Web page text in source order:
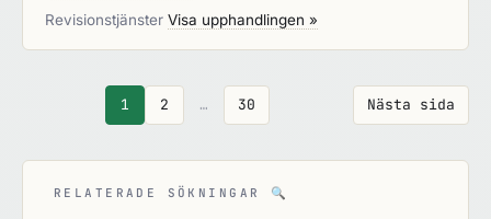
Revisionstjänster Visa upphandlingen »
Nästa sida
1 2 … 30
RELATERADE SÖKNINGAR 🔍